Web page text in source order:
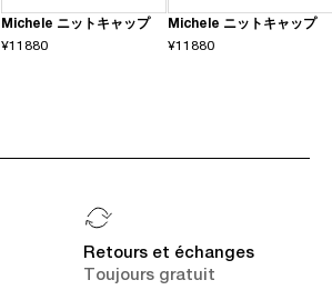
Michele ニットキャップ
¥11880
Michele ニットキャップ
¥11880
Retours et échanges
Toujours gratuit